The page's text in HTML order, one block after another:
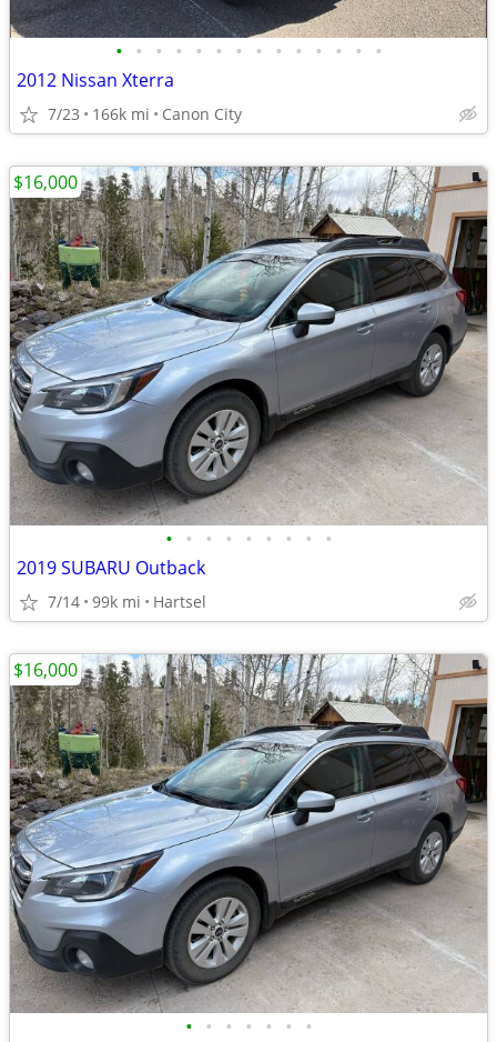
• • • • • • • • • • • • • •
2012 Nissan Xterra
7/23 166k mi Canon City
• • • • • • • • •
2019 SUBARU Outback
7/14 99k mi Hartsel
$16,000
• • • • • • •
$16,000